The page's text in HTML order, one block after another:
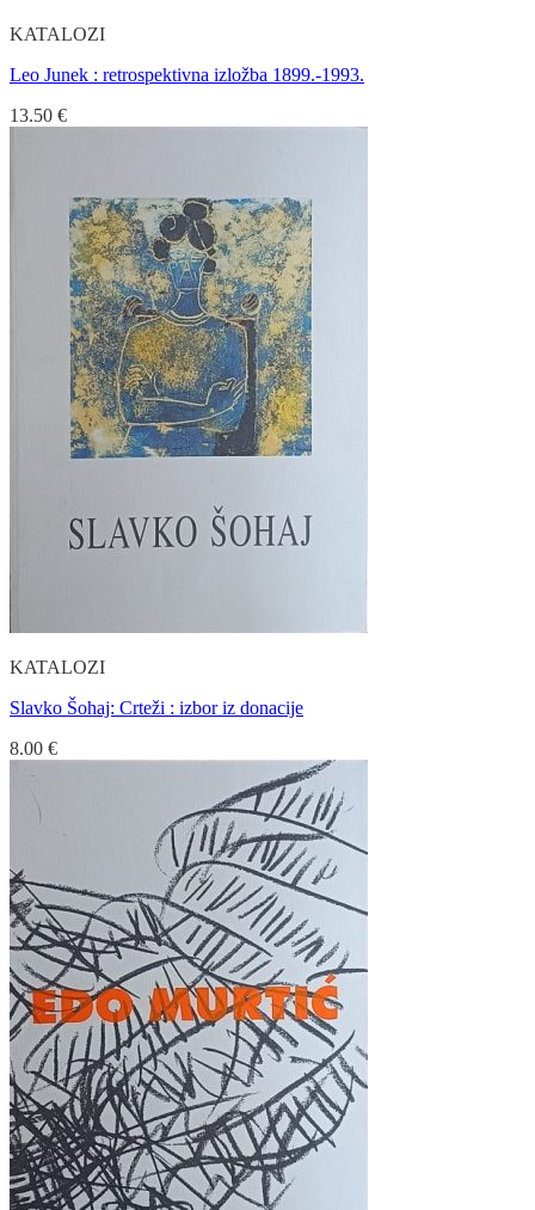
KATALOZI
Leo Junek : retrospektivna izložba 1899.-1993.
13.50 €
KATALOZI
Slavko Šohaj: Crteži : izbor iz donacije
8.00 €